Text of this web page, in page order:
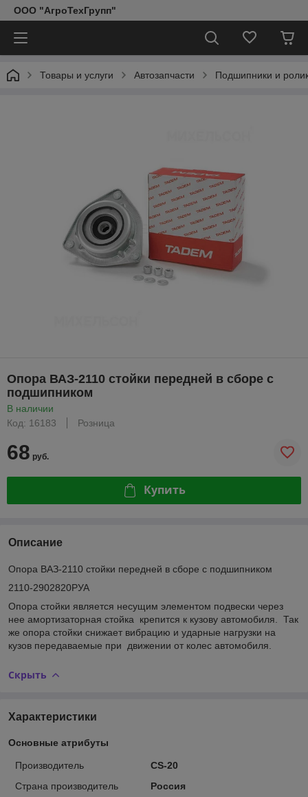
ООО "АгроТехГрупп"
Товары и услуги Автозапчасти Подшипники и
Опора ВАЗ-2110 стойки передней в сборе с
подшипником
В наличии
Код: 16183
Розница
68 руб.
Купить
Описание
Опора ВАЗ-2110 стойки передней в сборе с подшипником
2110-2902820РУА
Опора стойки является несущим элементом подвески через
нее амортизаторная стойка крепится к кузову автомобиля. Так
же опора стойки снижает вибрацию и ударные нагрузки на
кузов передаваемые при движении от колес автомобиля.
Скрыть
Характеристики
Основные атрибуты
Производитель
CS-20
Страна производитель
Россия